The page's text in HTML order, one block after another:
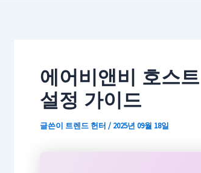
에어비앤비 호스
설정 가이드
글쓴이 트렌드 헌터 / 2025년 09월 18일